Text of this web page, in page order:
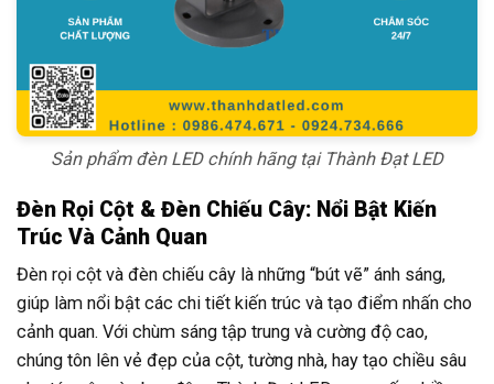
Sản phẩm đèn LED chính hãng tại Thành Đạt LED
Đèn Rọi Cột & Đèn Chiếu Cây: Nổi Bật Kiến
Trúc Và Cảnh Quan
Đèn rọi cột và đèn chiếu cây là những “bút vẽ” ánh sáng,
giúp làm nổi bật các chi tiết kiến trúc và tạo điểm nhấn cho
cảnh quan. Với chùm sáng tập trung và cường độ cao,
chúng tôn lên vẻ đẹp của cột, tường nhà, hay tạo chiều sâu